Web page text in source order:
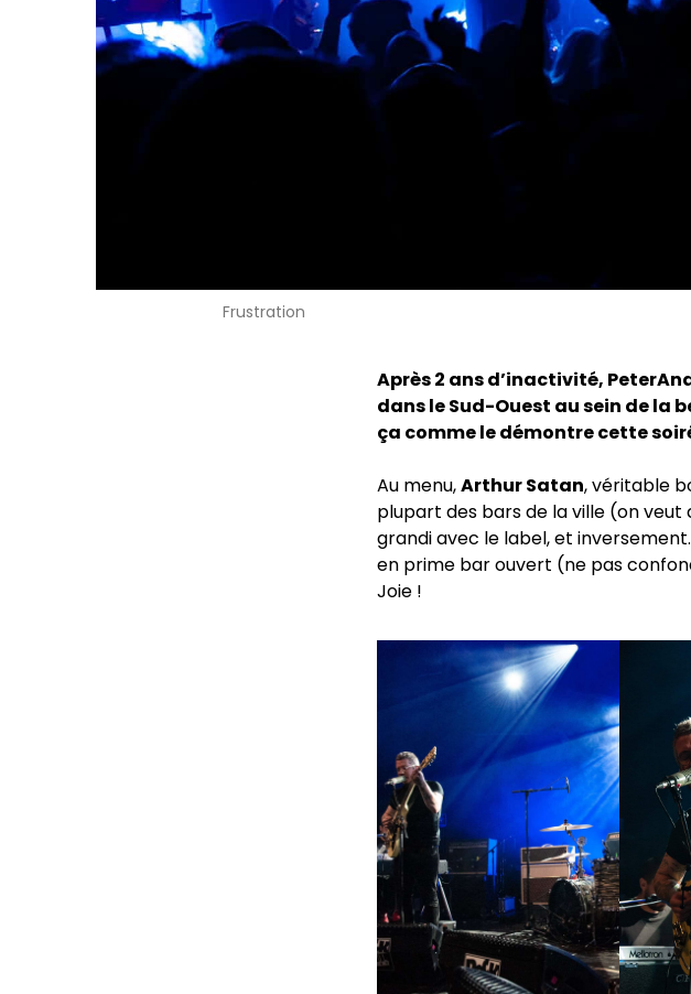
Frustration
Après 2 ans d’inactivité,
dans le Sud-Ouest au sein de la
ça comme le démontre cette
Au menu,Arthur Satan, véritable
plupart des bars de la ville (on veut
grandi avec le label, et
en prime bar ouvert (ne pas
Joie !